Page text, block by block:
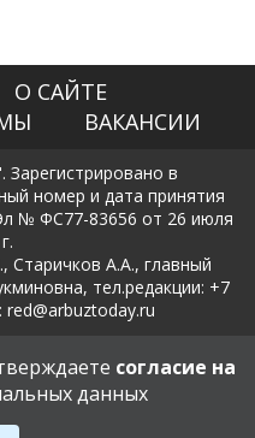
О САЙТЕ
ВАКАНСИИ
Зарегистрировано в
номер и дата принятия
№ ФС77-83656 от 26 июля
Старичков А.А., главный
тел.редакции: +7
и защиты персональных
согласие на
данных